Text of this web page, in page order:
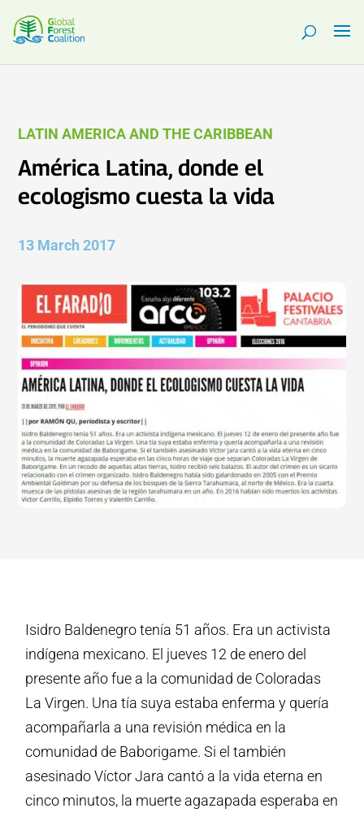
LATIN AMERICA AND THE CARIBBEAN
América Latina, donde el
ecologismo cuesta la vida
13 March 2017
Isidro Baldenegro tenía 51 años. Era un activista
indígena mexicano. El jueves 12 de enero del
presente año fue a la comunidad de Coloradas
La Virgen. Una tía suya estaba enferma y quería
acompañarla a una revisión médica en la
comunidad de Baborigame. Si el también
asesinado Víctor Jara cantó a la vida eterna en
cinco minutos, la muerte agazapada esperaba en